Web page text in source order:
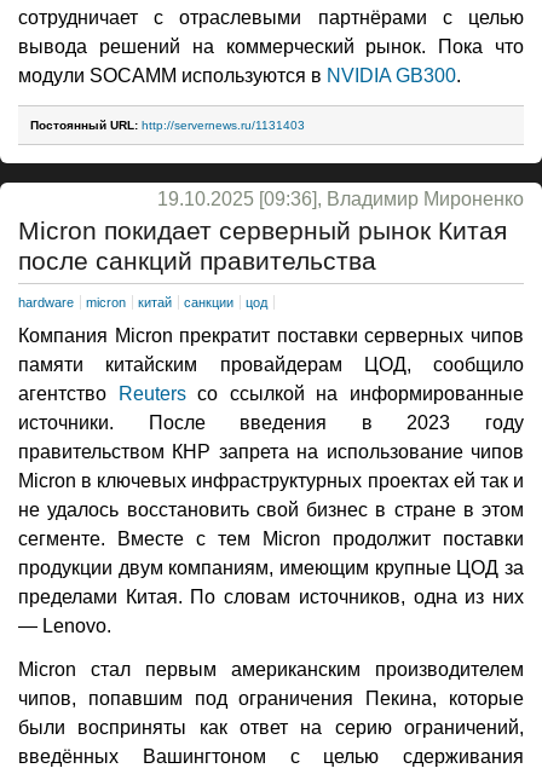
сотрудничает с отраслевыми партнёрами с целью
вывода решений на коммерческий рынок. Пока что
модули SOCAMM используются в NVIDIA GB300.
Постоянный URL: http://servernews.ru/1131403
19.10.2025 [09:36], Владимир Мироненко
Micron покидает серверный рынок Китая
после санкций правительства
hardware micron китай санкции цод
Компания Micron прекратит поставки серверных чипов
памяти китайским провайдерам ЦОД, сообщило
агентство
Reutersсо ссылкой на информированные
источники. После введения в 2023 году
правительством КНР запрета на использование чипов
Micron в ключевых инфраструктурных проектах ей так и
не удалось восстановить свой бизнес в стране в этом
сегменте. Вместе с тем Micron продолжит поставки
продукции двум компаниям, имеющим крупные ЦОД за
пределами Китая. По словам источников, одна из них
— Lenovo.
Micron стал первым американским производителем
чипов, попавшим под ограничения Пекина, которые
были восприняты как ответ на серию ограничений,
введённых Вашингтоном с целью сдерживания